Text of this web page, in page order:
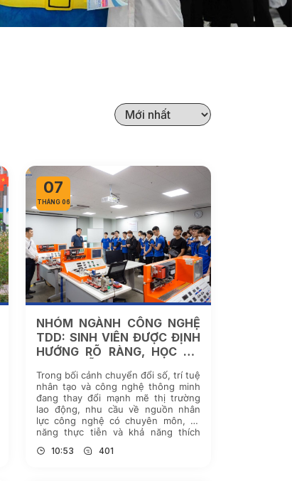
07
THÁNG 06
NHÓM NGÀNH CÔNG NGHỆ
TDD: SINH VIÊN ĐƯỢC ĐỊNH
HƯỚNG RÕ RÀNG, HỌC TỪ
VÀO DOANH NGHIỆP
Trong bối cảnh chuyển đổi số, trí tuệ
nhân tạo và công nghệ thông minh
đang thay đổi mạnh mẽ thị trường
lao động, nhu cầu về nguồn nhân
lực công nghệ có chuyên môn, kỹ
năng thực tiễn và khả năng thích
khoảng cách giữa kiến thức giảng
10:53 401